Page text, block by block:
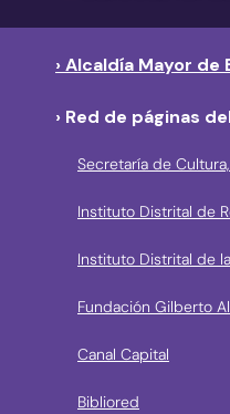
› Alcaldía Mayor de
› Red de páginas
Secretaría de
Instituto Distrital de
Instituto Distrital de
Fundación Gilberto
Canal Capital
Bibliored